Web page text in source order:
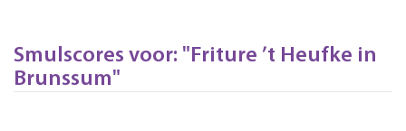
Smulscores voor: "Friture ’t Heufke in
Brunssum"